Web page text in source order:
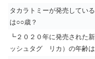
タカラトミーが発売してい
は○○歳？
┗２０２０年に発売された
ッシュタグ リカ）の年齢